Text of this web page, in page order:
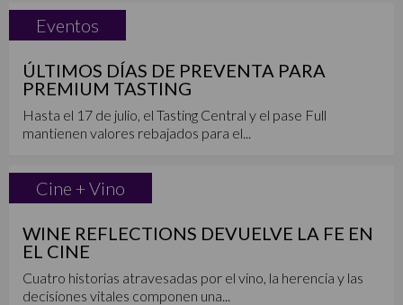
Eventos
ÚLTIMOS DÍAS DE PREVENTA PARA
PREMIUM TASTING
Hasta el 17 de julio, el Tasting Central y el pase Full
mantienen valores rebajados para el...
Cine + Vino
WINE REFLECTIONS DEVUELVE LA FE EN
EL CINE
Cuatro historias atravesadas por el vino, la herencia y las
decisiones vitales componen una...